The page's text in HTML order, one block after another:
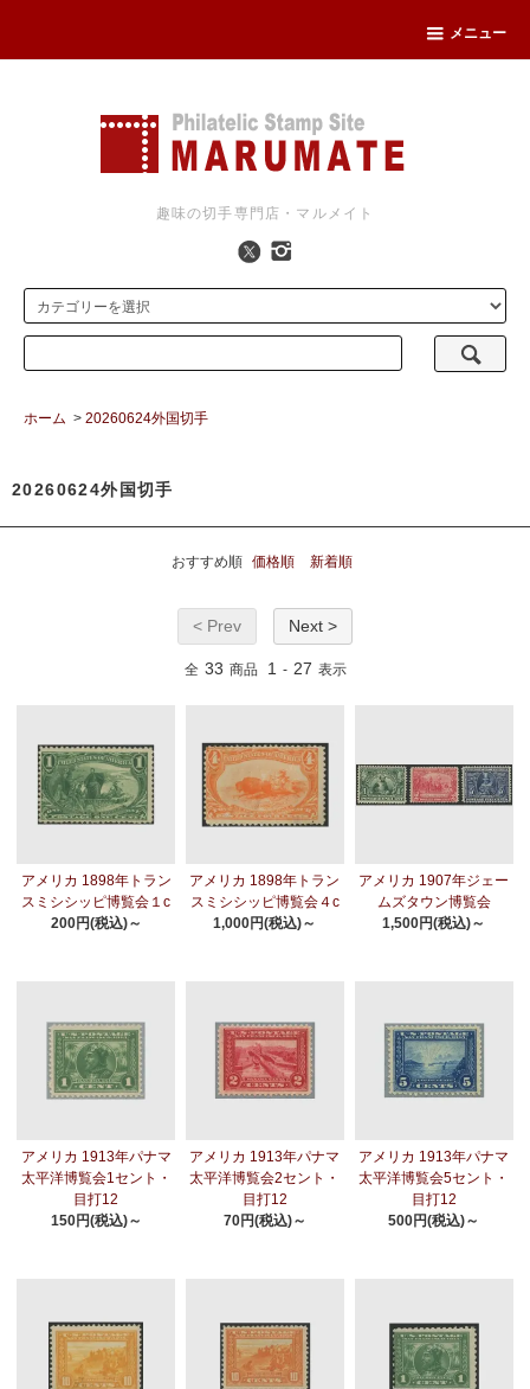
メニュー
趣味の切手専門店・マルメイト
ホーム > 20260624外国切手
20260624外国切手
おすすめ順 価格順 新着順
< Prev Next >
全 33 商品 1 - 27 表示
アメリカ 1898年トラン
スミシシッピ博覧会１c
200円(税込)～
アメリカ 1898年トラン
スミシシッピ博覧会４c
1,000円(税込)～
アメリカ 1907年ジェー
ムズタウン博覧会
1,500円(税込)～
アメリカ 1913年パナマ
太平洋博覧会1セント・
目打12
150円(税込)～
アメリカ 1913年パナマ
太平洋博覧会2セント・
目打12
70円(税込)～
アメリカ 1913年パナマ
太平洋博覧会5セント・
目打12
500円(税込)～